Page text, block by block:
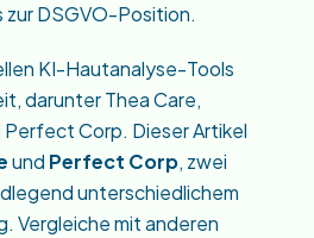
zur DSGVO-Position.
KI-Hautanalyse-Tools
darunter Thea Care,
Perfect Corp. Dieser Artikel
und Perfect Corp, zwei
unterschiedlichem
Vergleiche mit anderen